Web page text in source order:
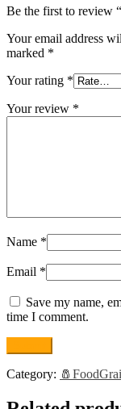
Be the first to review
Your email address
marked *
Your rating *
Your review *
Name *
Email *
Save my name,
time I comment.
Category: